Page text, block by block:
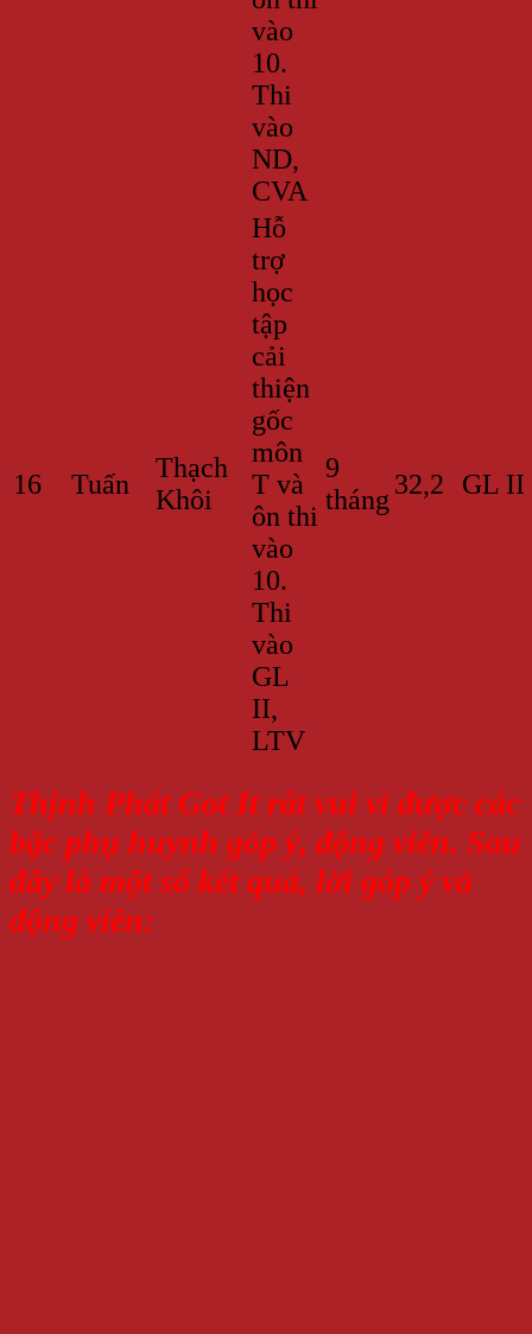
vào
10.
Thi
vào
ND,
CVA
16 Tuấn
Thạch
Khôi
Hỗ
trợ
học
tập
cải
thiện
gốc
môn
T và
ôn thi
vào
10.
Thi
vào
GL
II,
LTV
9
tháng 32,2 GL II
Thịnh Phát Got It rất vui vì được các
bậc phụ huynh góp ý, động viên. Sau
đây là một số kết quả, lời góp ý và
động viên: